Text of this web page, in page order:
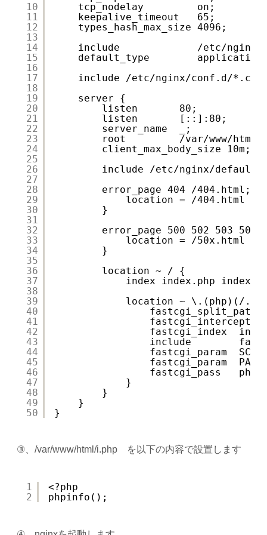
10
11
12
13
14
15
16
17
18
19
20
21
22
23
24
25
26
27
28
29
30
31
32
33
34
35
36
37
38
39
40
41
42
43
44
45
46
47
48
49
50
tcp_nodelay         on;
keepalive_timeout   65;
types_hash_max_size 4096;
include             /etc/nginx/
default_type
include /etc/nginx/conf.d/
server {
listen       80;
listen       [::]:80;
server_name  _;
root         /var/www/html;
client_max_body_size 10m;
include /etc/nginx/
error_page 404 /404.html;
location = /404.html {
}
error_page 500 502 503 504
location = /50x.html {
}
location ~ / {
index index.php
location ~ \.(php)(/
fastcgi_index
include
fastcgi_param
fastcgi_param
fastcgi_pass   php-
}
}
}
}
③、/var/www/html/i.php を以下の内容で設置します
1
2
<?php
phpinfo();